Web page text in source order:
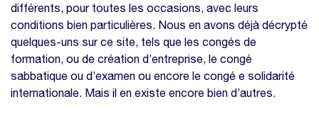
différents, pour toutes les occasions, avec leurs
conditions bien particulières. Nous en avons déjà décrypté
quelques-uns sur ce site, tels que les congés de
formation, ou de création d’entreprise, le congé
sabbatique ou d’examen ou encore le congé e solidarité
internationale. Mais il en existe encore bien d’autres.